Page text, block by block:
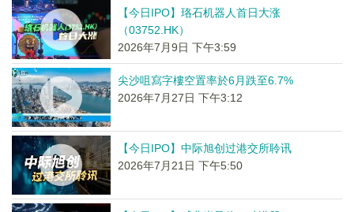
【今日IPO】珞石机器人首日大涨
（03752.HK）
2026年7月9日 下午3:59
尖沙咀寫字樓空置率於6月跌至6.7%
2026年7月27日 下午3:12
【今日IPO】中际旭创过港交所聆讯
2026年7月21日 下午5:50